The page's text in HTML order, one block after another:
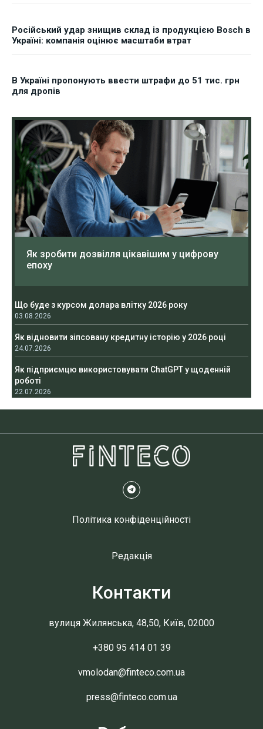
Російський удар знищив склад із продукцією Bosch в
Україні: компанія оцінює масштаби втрат
В Україні пропонують ввести штрафи до 51 тис. грн
для дропів
Як зробити дозвілля цікавішим у цифрову
епоху
Що буде з курсом долара влітку 2026 року
03.08.2026
Як відновити зіпсовану кредитну історію у 2026 році
24.07.2026
Як підприємцю використовувати ChatGPT у щоденній
роботі
22.07.2026
Політика конфіденційності
Редакція
Контакти
вулиця Жилянська, 48,50, Київ, 02000
+380 95 414 01 39
vmolodan@finteco.com.ua
press@finteco.com.ua